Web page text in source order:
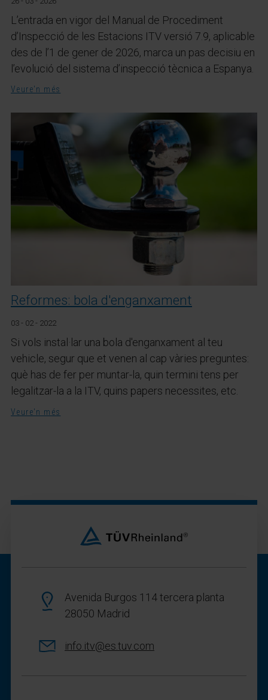
L’entrada en vigor del Manual de Procediment
d’Inspecció de les Estacions ITV versió 7.9, aplicable
des de l’1 de gener de 2026, marca un pas decisiu en
l’evolució del sistema d’inspecció tècnica a Espanya.
Veure'n més
Reformes: bola d'enganxament
03 - 02 - 2022
Si vols instal·lar una bola d'enganxament al teu
vehicle, segur que et venen al cap vàries preguntes:
què has de fer per muntar-la, quin termini tens per
legalitzar-la a la ITV, quins papers necessites, etc.
Veure'n més
Avenida Burgos 114 tercera planta
28050 Madrid
info.itv@es.tuv.com